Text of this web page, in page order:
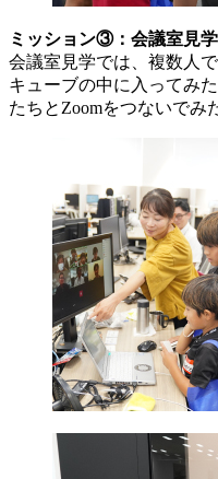
ミッション③：会議室見学
会議室見学では、複数人
キューブの中に入ってみ
たちとZoomをつないでみ